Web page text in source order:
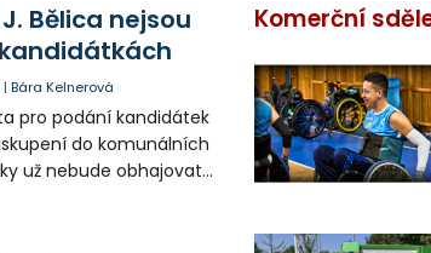
Bělica nejsou
|Bára Kelnerová
pro podání kandidátek
do komunálních
už nebude obhajovat
Komerční